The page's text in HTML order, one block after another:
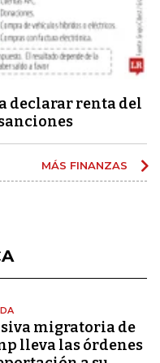
declarar renta del
MÁS FINANZAS
migratoria de
lleva las órdenes